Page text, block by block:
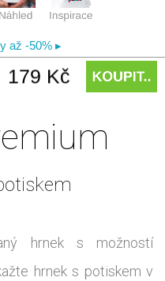
hrnek s možností
hrnek s potiskem v